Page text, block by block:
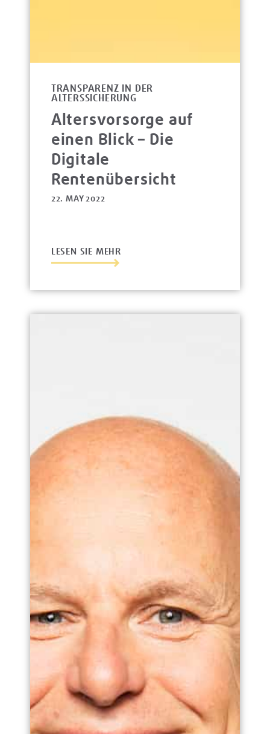
TRANSPARENZ IN DER
ALTERSSICHERUNG
Altersvorsorge auf
einen Blick – Die
Digitale
Rentenübersicht
22. MAY 2022
LESEN SIE MEHR